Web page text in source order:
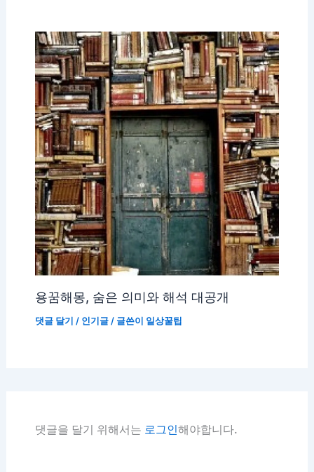
용꿈해몽, 숨은 의미와 해석 대공개
댓글 달기 / 인기글/ 글쓴이 일상꿀팁
댓글을 달기 위해서는 로그인해야합니다.